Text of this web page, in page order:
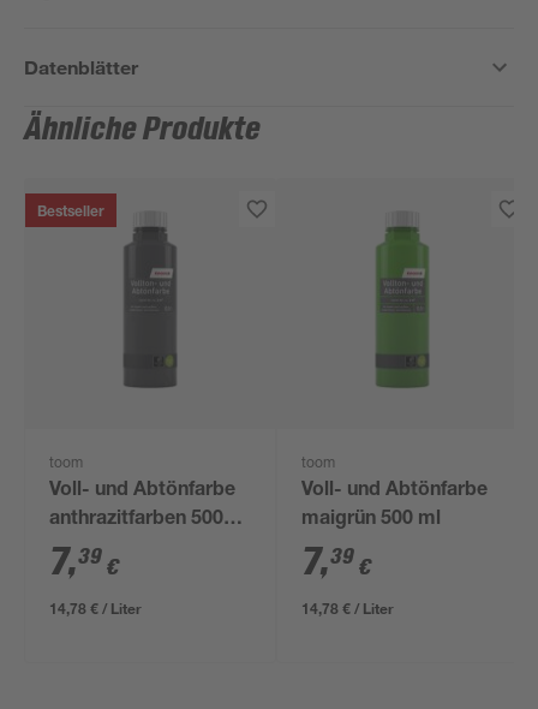
Datenblätter
Ähnliche Produkte
Bestseller
toom
Voll- und Abtönfarbe
anthrazitfarben 500
ml
7,39 €
14,78 € / Liter
toom
Voll- und Abtönfarbe
maigrün 500 ml
7,39 €
14,78 € / Liter